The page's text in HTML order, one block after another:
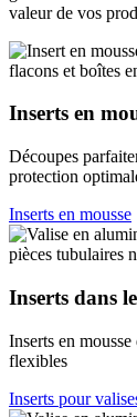
valeur de vos
Inserts en
Découpes
protection
Inserts en mousse
Inserts dans
Inserts en
flexibles
Inserts pour